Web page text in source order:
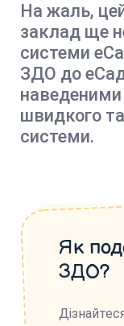
На жаль,
заклад ще
системи
ЗДО до
наведеними
швидкого
системи.
Як
ЗДО?